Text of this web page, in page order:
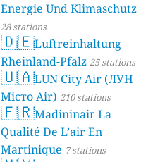
Energie Und Klimaschutz
28 stations
🇩🇪Luftreinhaltung
Rheinland-Pfalz 25 stations
🇺🇦LUN City Air (ЛУН
Місто Air) 210 stations
🇫🇷Madininair La
Qualité De L’air En
Martinique 7 stations